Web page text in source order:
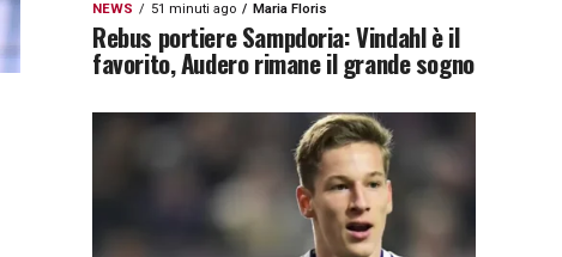
NEWS 51 minuti ago Maria Floris
Rebus portiere Sampdoria: Vindahl è il
favorito, Audero rimane il grande sogno